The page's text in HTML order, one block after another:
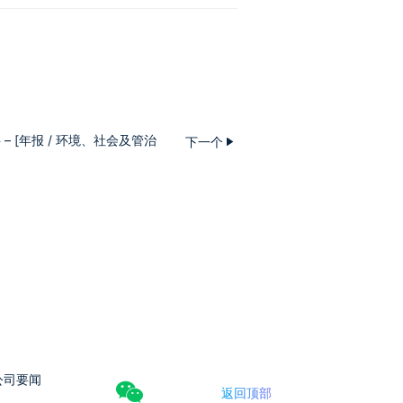
[年报 / 环境、社会及管治 下一个
司要闻
返回顶部